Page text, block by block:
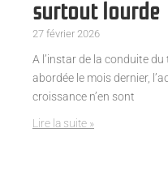
surtout lourde
27 février 2026
A l’instar de la conduite
abordée le mois dernier,
croissance n’en sont
Lire la suite »